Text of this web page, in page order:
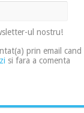
ul nostru!
prin email
si fara a comenta